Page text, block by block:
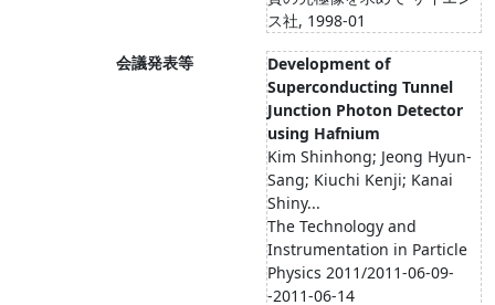
ス社, 1998-01
会議発表等
Development of
Superconducting Tunnel
Junction Photon Detector
using Hafnium
Kim Shinhong; Jeong Hyun-
Sang; Kiuchi Kenji; Kanai
Shiny...
The Technology and
Instrumentation in Particle
Physics 2011/2011-06-09-
-2011-06-14